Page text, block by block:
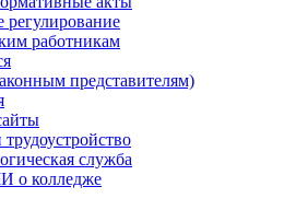
работникам
представителям)
служба
о колледже